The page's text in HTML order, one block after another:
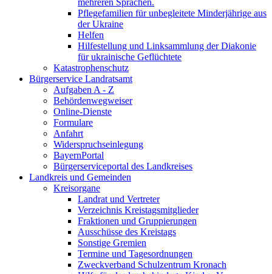
mehreren Sprachen.
Pflegefamilien für unbegleitete Minderjährige aus
der Ukraine
Helfen
Hilfestellung und Linksammlung der Diakonie
für ukrainische Geflüchtete
Katastrophenschutz
Bürgerservice Landratsamt
Aufgaben A - Z
Behördenwegweiser
Online-Dienste
Formulare
Anfahrt
Widerspruchseinlegung
BayernPortal
Bürgerserviceportal des Landkreises
Landkreis und Gemeinden
Kreisorgane
Landrat und Vertreter
Verzeichnis Kreistagsmitglieder
Fraktionen und Gruppierungen
Ausschüsse des Kreistags
Sonstige Gremien
Termine und Tagesordnungen
Zweckverband Schulzentrum Kronach